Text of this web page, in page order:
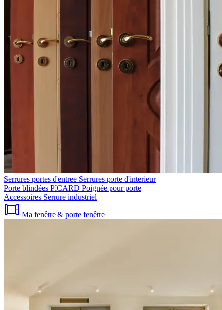
Serrures portes d'entree Serrures porte d'interieur
Porte blindées PICARD Poignée pour porte
Accessoires Serrure industriel
Ma fenêtre & porte fenêtre